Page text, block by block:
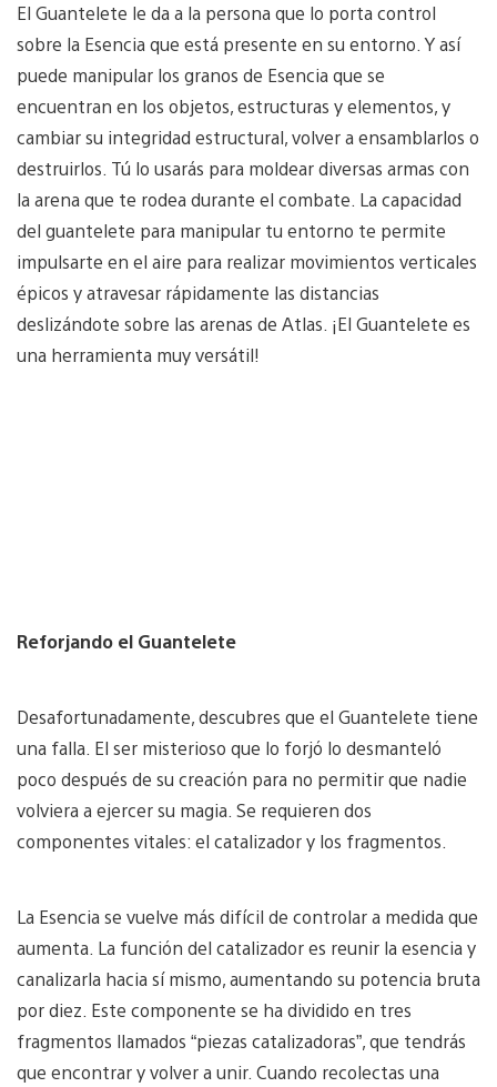
El Guantelete le da a la persona que lo porta control
sobre la Esencia que está presente en su entorno. Y así
puede manipular los granos de Esencia que se
encuentran en los objetos, estructuras y elementos, y
cambiar su integridad estructural, volver a ensamblarlos o
destruirlos. Tú lo usarás para moldear diversas armas con
la arena que te rodea durante el combate. La capacidad
del guantelete para manipular tu entorno te permite
impulsarte en el aire para realizar movimientos verticales
épicos y atravesar rápidamente las distancias
deslizándote sobre las arenas de Atlas. ¡El Guantelete es
una herramienta muy versátil!
Reforjando el Guantelete
Desafortunadamente, descubres que el Guantelete tiene
una falla. El ser misterioso que lo forjó lo desmanteló
poco después de su creación para no permitir que nadie
volviera a ejercer su magia. Se requieren dos
componentes vitales: el catalizador y los fragmentos.
La Esencia se vuelve más difícil de controlar a medida que
aumenta. La función del catalizador es reunir la esencia y
canalizarla hacia sí mismo, aumentando su potencia bruta
por diez. Este componente se ha dividido en tres
fragmentos llamados “piezas catalizadoras”, que tendrás
que encontrar y volver a unir. Cuando recolectas una